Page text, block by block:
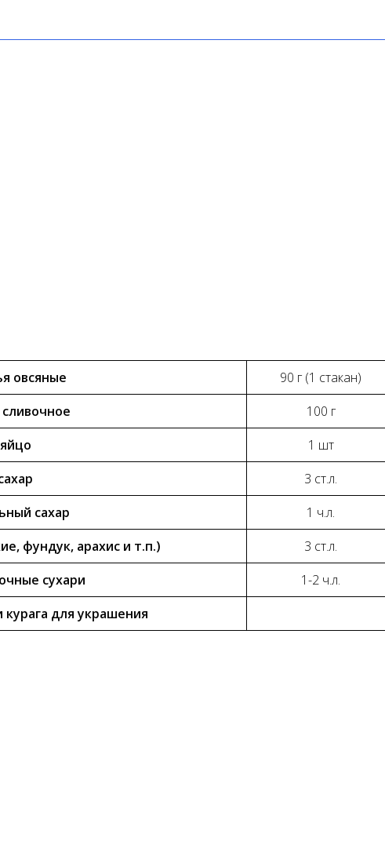
овсяные
90 г (1 стакан)
100 г
яйцо
1 шт
3 ст.л.
сахар
1 ч.л.
фундук, арахис и т.п.)
3 ст.л.
сухари
1-2 ч.л.
курага для украшения